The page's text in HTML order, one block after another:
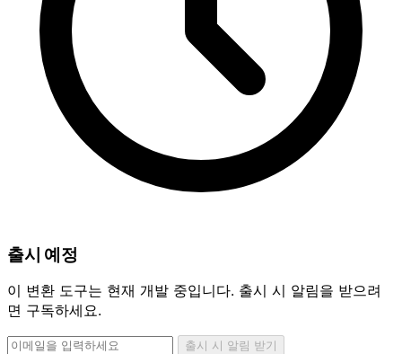
출시 예정
이 변환 도구는 현재 개발 중입니다. 출시 시 알림을 받으려
면 구독하세요.
출시 시 알림 받기